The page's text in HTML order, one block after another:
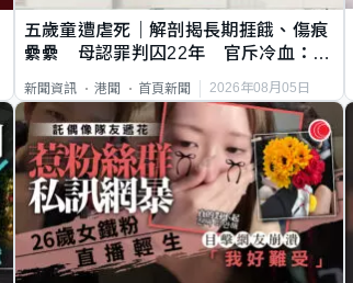
五歲童遭虐死｜解剖揭長期捱餓、傷痕
纍纍 母認罪判囚22年 官斥冷血：同
新聞資訊 港聞 首頁新聞 2026年08月05日